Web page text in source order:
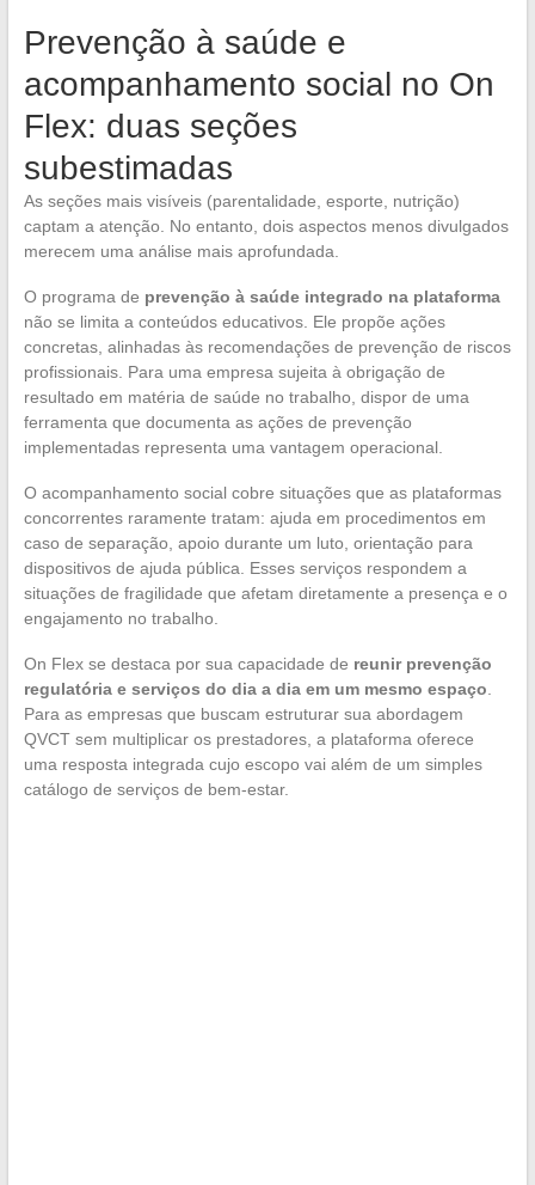
Prevenção à saúde e
acompanhamento social no On
Flex: duas seções
subestimadas
As seções mais visíveis (parentalidade, esporte, nutrição)
captam a atenção. No entanto, dois aspectos menos divulgados
merecem uma análise mais aprofundada.
O programa de prevenção à saúde integrado na plataforma
não se limita a conteúdos educativos. Ele propõe ações
concretas, alinhadas às recomendações de prevenção de riscos
profissionais. Para uma empresa sujeita à obrigação de
resultado em matéria de saúde no trabalho, dispor de uma
ferramenta que documenta as ações de prevenção
implementadas representa uma vantagem operacional.
O acompanhamento social cobre situações que as plataformas
concorrentes raramente tratam: ajuda em procedimentos em
caso de separação, apoio durante um luto, orientação para
dispositivos de ajuda pública. Esses serviços respondem a
situações de fragilidade que afetam diretamente a presença e o
engajamento no trabalho.
On Flex se destaca por sua capacidade de reunir prevenção
regulatória e serviços do dia a dia em um mesmo espaço.
Para as empresas que buscam estruturar sua abordagem
QVCT sem multiplicar os prestadores, a plataforma oferece
uma resposta integrada cujo escopo vai além de um simples
catálogo de serviços de bem-estar.